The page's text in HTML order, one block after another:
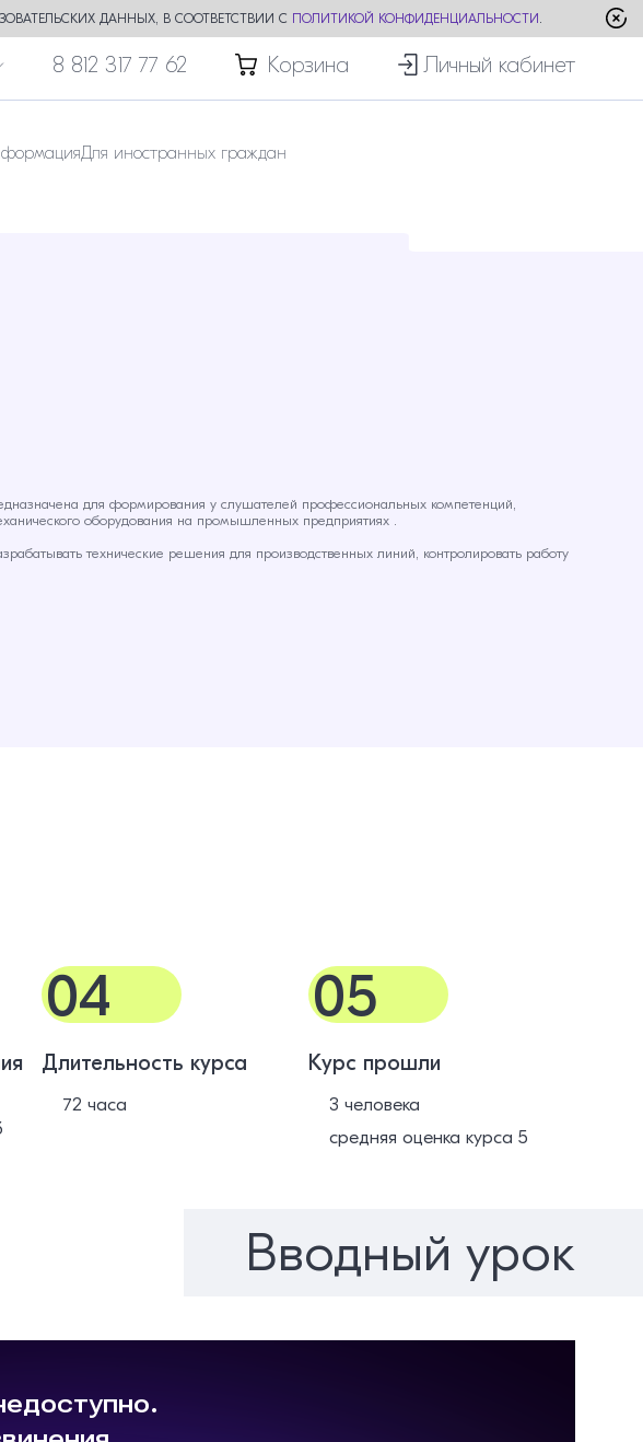
ДАННЫХ, В СООТВЕТСТВИИ С ПОЛИТИКОЙ КОНФИДЕНЦИАЛЬНОСТИ .
8 812 317 77 62 Корзина Личный кабинет
Для иностранных граждан
для формирования у слушателей профессиональных компетенций,
оборудования на промышленных предприятиях .
технические решения для производственных линий, контролировать работу
04
Длительность курса
72 часа
05
Курс прошли
3 человека
средняя оценка курса 5
Вводный урок